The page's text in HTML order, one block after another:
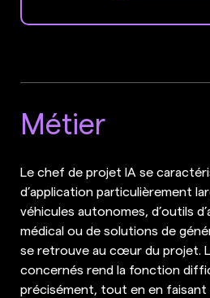
Métier
Le chef de projet IA se
d’application particulièrement
véhicules autonomes, d’outils
médical ou de solutions de
se retrouve au cœur du projet.
concernés rend la fonction
précisément, tout en en faisant